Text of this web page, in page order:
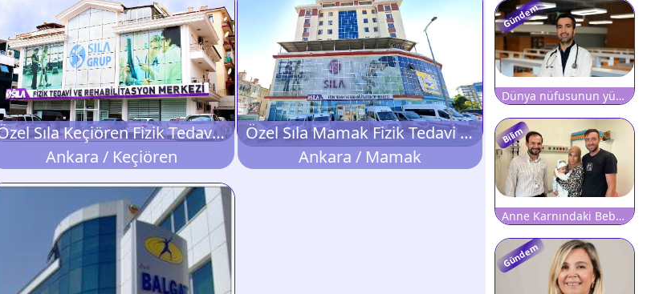
Özel Sıla Keçiören Fizik Tedavi ve Rehabilitasyon Merkezi
Ankara / Keçiören
Özel Sıla Mamak Fizik Tedavi ve Rehabilitasyon Merkezi
Ankara / Mamak
Gündem
Dünya nüfusunun yüzde 3'ü kronik Hepatit B veya Hepatit C ile yaşıyor
Bilim
Anne Karnındaki Bebeğin Ciğerine Operasyon
Gündem